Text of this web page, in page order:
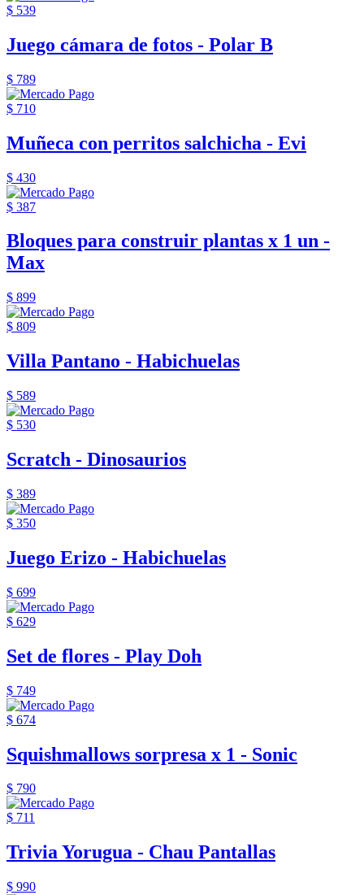
$ 539
Juego cámara de fotos - Polar B
$ 789
$ 710
Muñeca con perritos salchicha - Evi
$ 430
$ 387
Bloques para construir plantas x 1 un -
Max
$ 899
$ 809
Villa Pantano - Habichuelas
$ 589
$ 530
Scratch - Dinosaurios
$ 389
$ 350
Juego Erizo - Habichuelas
$ 699
$ 629
Set de flores - Play Doh
$ 749
$ 674
Squishmallows sorpresa x 1 - Sonic
$ 790
$ 711
Trivia Yorugua - Chau Pantallas
$ 990